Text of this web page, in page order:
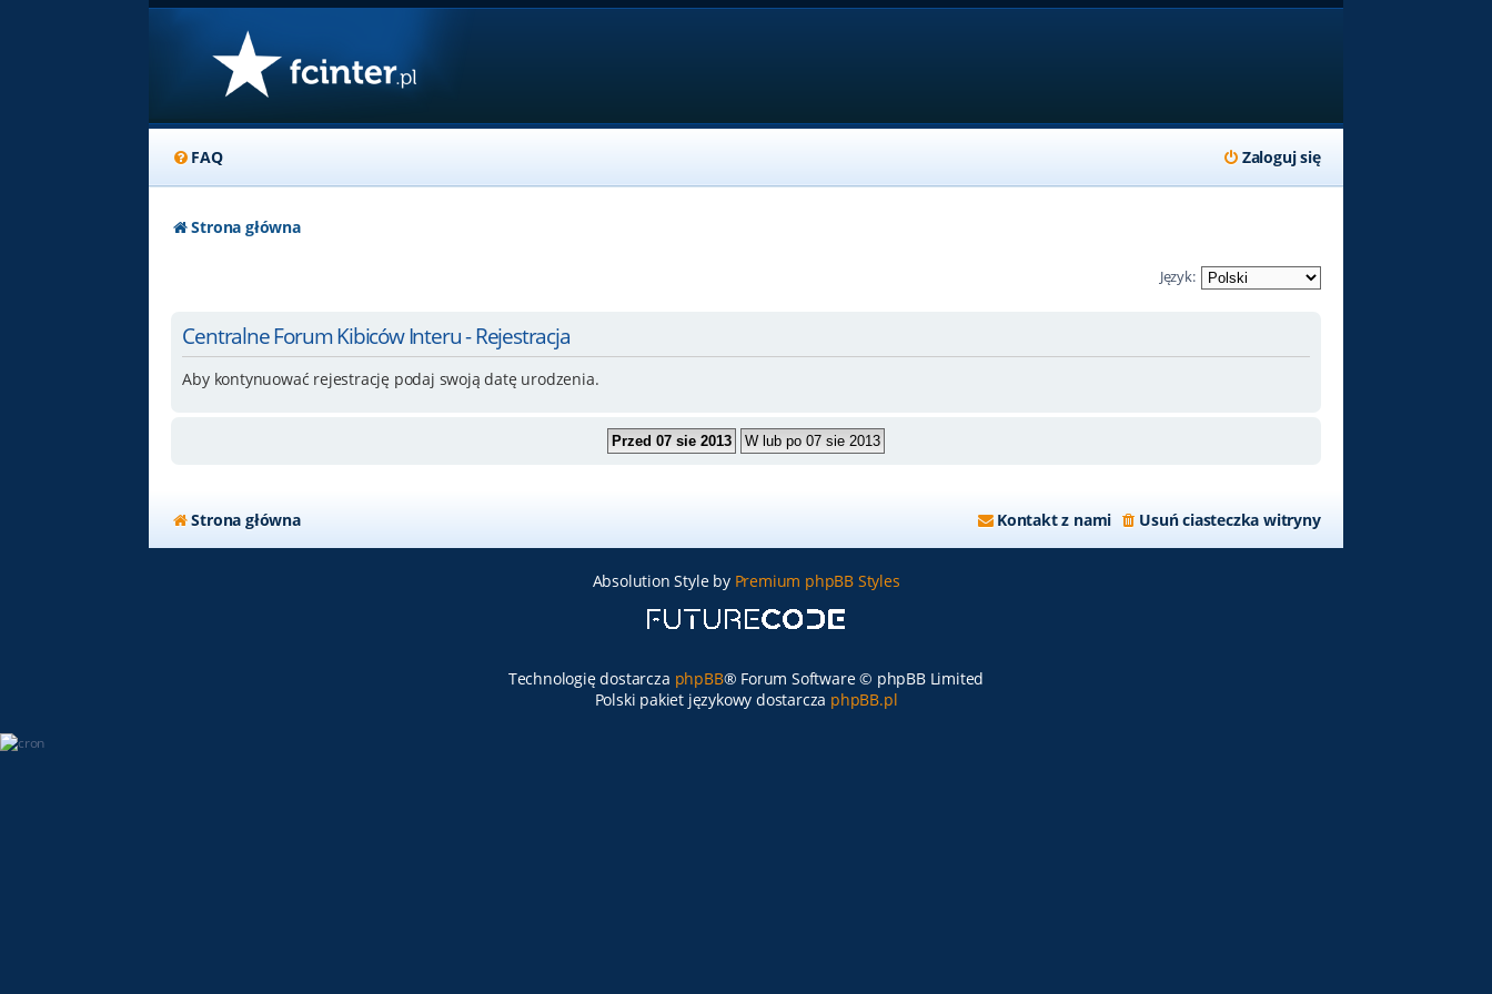
FAQ Zaloguj się
Strona główna
Język:
Centralne Forum Kibiców Interu - Rejestracja
Aby kontynuować rejestrację podaj swoją datę urodzenia.
Strona główna Usuń ciasteczka witryny
Kontakt z nami
Absolution Style by Premium phpBB Styles
Technologię dostarcza phpBB® Forum Software © phpBB Limited
Polski pakiet językowy dostarcza phpBB.pl